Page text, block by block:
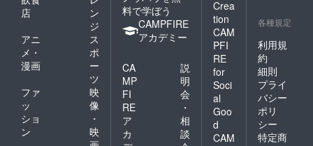
店
ン
ジ
アニ
メ・
漫画
ス
ポ
ー
ツ
ファ
ッ
ショ
ン
映
像
・
映
料で学ぼう
CAMPFIRE
アカデミー
CA
MP
FI
RE
ア
カ
説
明
会
・
相
談
Crea
tion
CAM
PFI
RE
for
Soci
al
Goo
d
CAM
各種規定
利用規
約
細則
プライ
バシー
ポリ
シー
特定商